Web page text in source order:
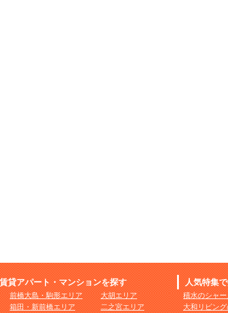
貸アパート・マンションを探す
前橋大島・駒形エリア
箱田・新前橋エリア
大胡エリア
二之宮エリア
人気特集
積水のシャ
大和リビン